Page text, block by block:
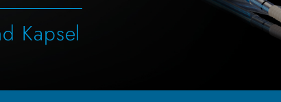
Kapsel